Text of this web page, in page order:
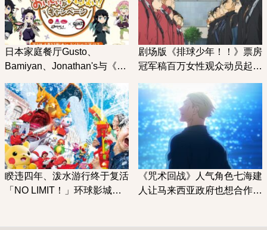
日本家庭餐厅Gusto、
Bamiyan、Jonathan's与《鬼
剧场版《排球少年！！》票房
冠军稿百万女性观众动员起
睽违四年、泼水游行终于复活
「NO LIMIT！」环球影城夏
《咒术回战》人气角色七海建
人让马来西亚政府也想合作？